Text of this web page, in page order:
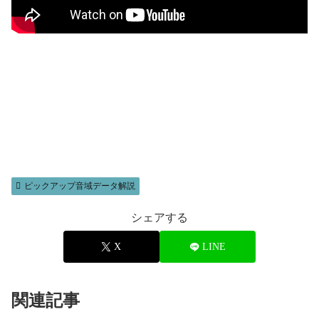
ピックアップ音域データ解説
シェアする
X LINE
関連記事